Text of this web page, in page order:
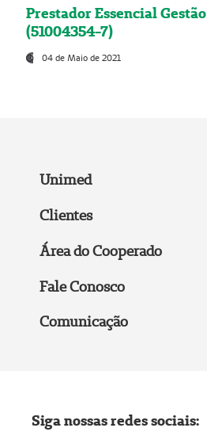
Prestador Essencial
(51004354-7)
04 de Maio de 2021
Unimed
Clientes
Área do Cooperado
Fale Conosco
Comunicação
Siga nossas redes sociais: